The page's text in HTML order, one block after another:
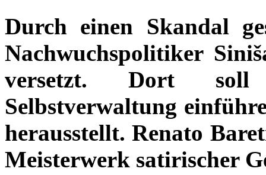
Durch einen Skandal
Nachwuchspolitiker
versetzt. Dort soll
Selbstverwaltung
herausstellt. Renato
Meisterwerk satirischer